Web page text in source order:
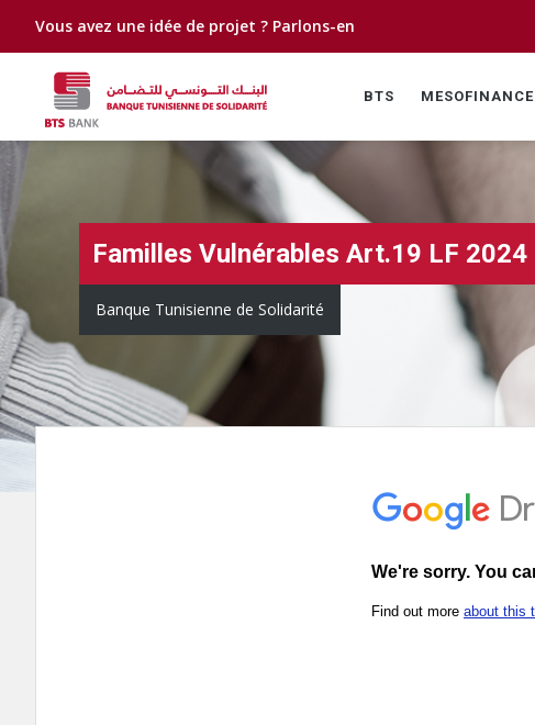
Vous avez une idée de projet ? Parlons-en
BTS MESOFINANCE
Familles Vulnérables Art.19 LF 2024
Banque Tunisienne de Solidarité